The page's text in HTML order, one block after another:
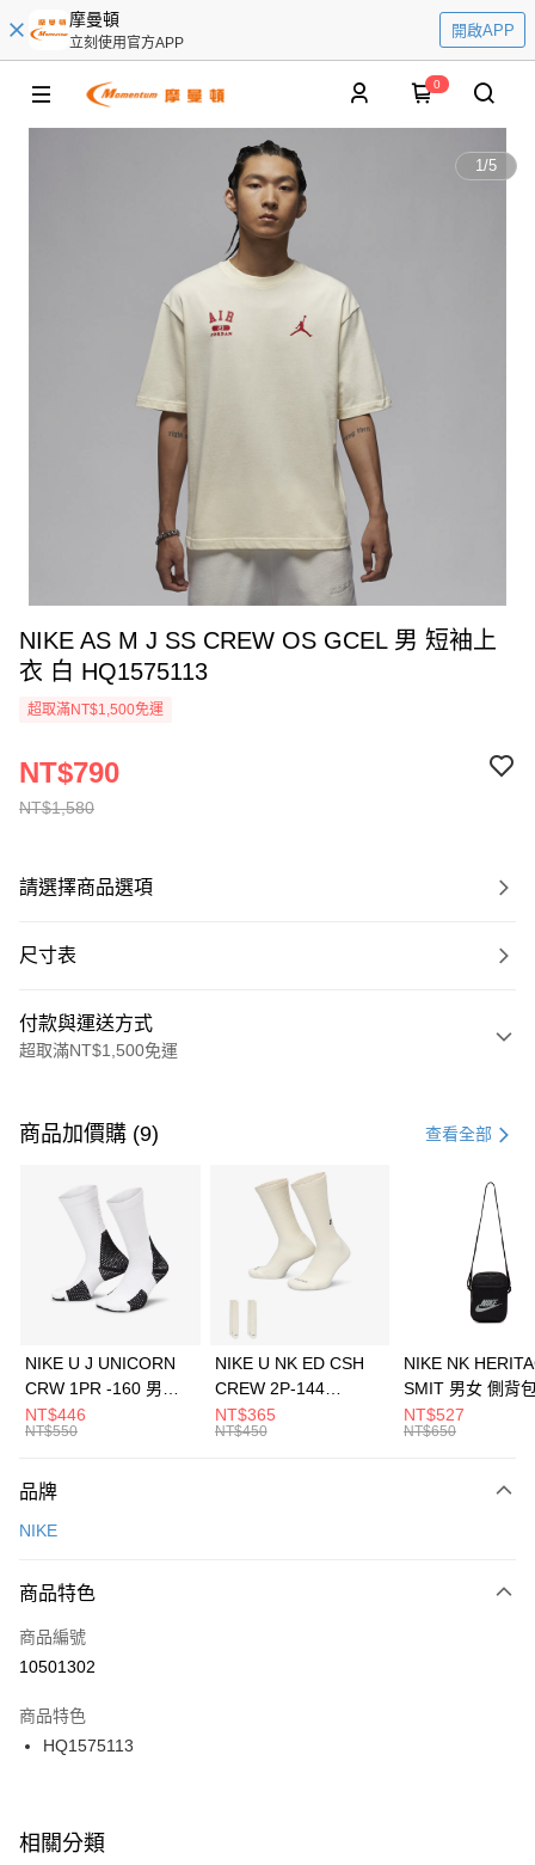
摩曼頓
立刻使用官方APP
開啟APP
0
1/5
NIKE AS M J SS CREW OS GCEL 男 短袖上
衣 白 HQ1575113
超取滿NT$1,500免運
NT$1,580
NT$790
請選擇商品選項
尺寸表
付款與運送方式
超取滿NT$1,500免運
信用卡一次付款
3 期 0 利率 每期 21家銀行
合作金庫商業銀行
第一商業銀行
華南商業銀行
彰化商業銀行
上海商業儲蓄銀行
元大商業銀行
台灣樂天信用卡公司
Apple Pay
全盈+PAY
AFTEE先享後付
【關於「AFTEE先享後付」】
便利好安心！
３．安心：先確認商品／服務後，再付款。
【「AFTEE先享後付」結帳流程】
１．於結帳方式選擇「AFTEE先享後付」後，將跳轉至「AFTEE先享後付」
２．訂單成立數日內，您將收到繳費通知簡訊。
３．收到繳費通知簡訊後14天內，點擊此簡訊中的連結，可透過四大超商／
ATM／網路銀行／等多元方式進行付款，方視為交易完成。
※ 交易是否成功請以「AFTEE先享後付 」之結帳頁面顯示為準，若有關於
是否繳費成功／繳費後需取消欲退款等相關疑問，請聯繫「AFTEE先享後付
運送方式
每筆NT$100，滿NT$1,500(含以上)免運費
宅配
每筆NT$100，滿NT$1,500(含以上)免運費
付款後門市自取
每筆NT$100，滿NT$1,500(含以上)免運費
商品加價購 (9) 查看全部
NIKE U J UNICORN
CRW 1PR -160 男女
中統襪 FZ3393100
NT$446
NT$550
NIKE U NK ED CSH
CREW 2P-144
EMBRDY 男女 短統襪
FZ3073133
NT$365
NT$450
NIKE NK
SMIT 男女 側背
BA5871010
NT$527
NT$650
品牌
NIKE
商品特色
商品編號
10501302
商品特色
HQ1575113
相關分類